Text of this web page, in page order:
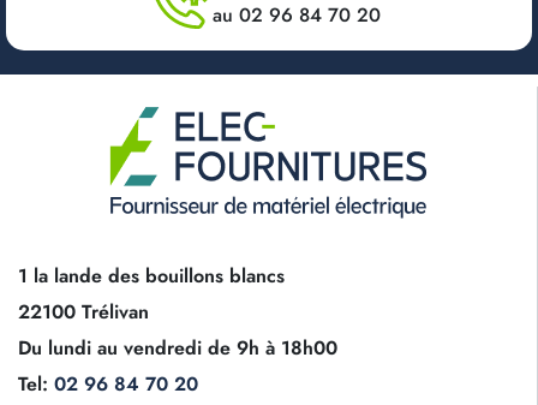
au 02 96 84 70 20
1 la lande des bouillons blancs
22100 Trélivan
Du lundi au vendredi de 9h à 18h00
Tel: 02 96 84 70 20